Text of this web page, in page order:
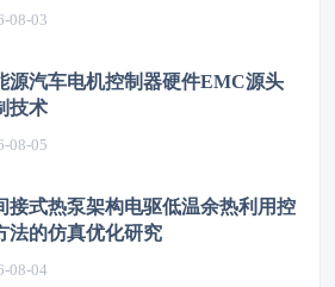
08-03
源汽车电机控制器硬件EMC源头
技术
08-05
接式热泵架构电驱低温余热利用控
法的仿真优化研究
08-04